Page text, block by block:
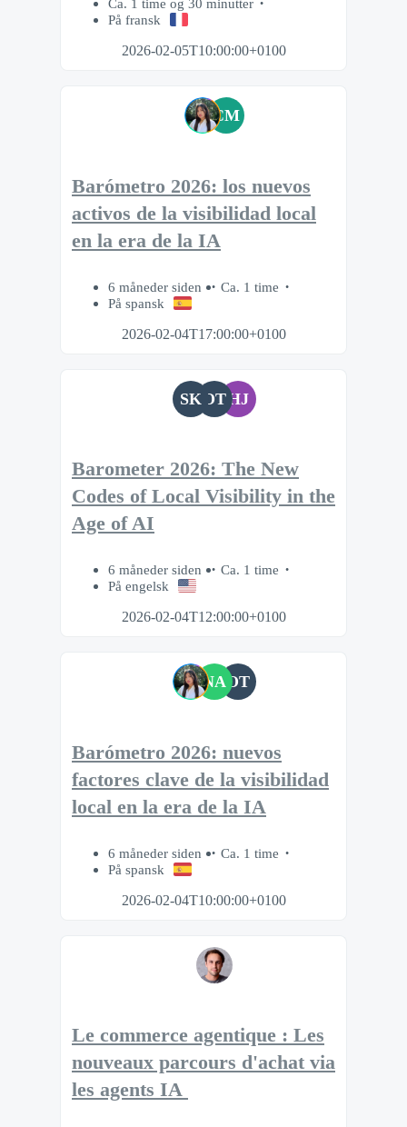
Ca. 1 time og 30 minutter
På fransk
2026-02-05T10:00:00+0100
CM
Barómetro 2026: los nuevos
activos de la visibilidad local
en la era de la IA
6 måneder siden
Ca. 1 time
På spansk
2026-02-04T17:00:00+0100
SK OT HJ
Barometer 2026: The New
Codes of Local Visibility in the
Age of AI
6 måneder siden
Ca. 1 time
På engelsk
2026-02-04T12:00:00+0100
NA OT
Barómetro 2026: nuevos
factores clave de la visibilidad
local en la era de la IA
6 måneder siden
Ca. 1 time
På spansk
2026-02-04T10:00:00+0100
Le commerce agentique : Les
nouveaux parcours d'achat via
les agents IA